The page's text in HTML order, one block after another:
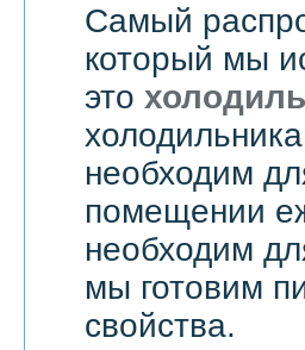
Самый
который мы
это
необходим
помещении
необходим
мы готовим
свойства.